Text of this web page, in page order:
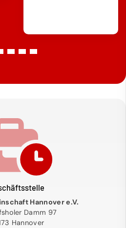
Hannover e.V.
Damm 97
Hannover